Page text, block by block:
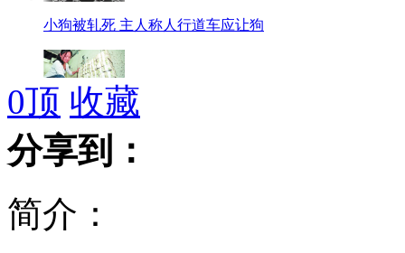
小狗被轧死 主人称人行道车应让狗
公交清点员每天数钱数到抽筋
韩国政坛再曝肢体冲突
0顶 收藏
分享到：
简介：